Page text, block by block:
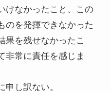
けなかったこと、この
のを発揮できなかった
果を残せなかったこ
非常に責任を感じま
し訳ない。